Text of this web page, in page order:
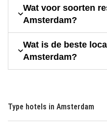
Wat voor soorten
Amsterdam?
Wat is de beste
Amsterdam?
Type hotels in Amsterdam